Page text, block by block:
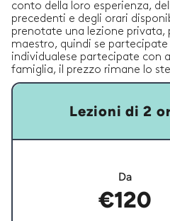
conto della loro esperienza,
precedenti e degli orari
prenotate una lezione
maestro, quindi se partecipate
individualese partecipate con
famiglia, il prezzo rimane lo
Lezioni di 2
Da
€120